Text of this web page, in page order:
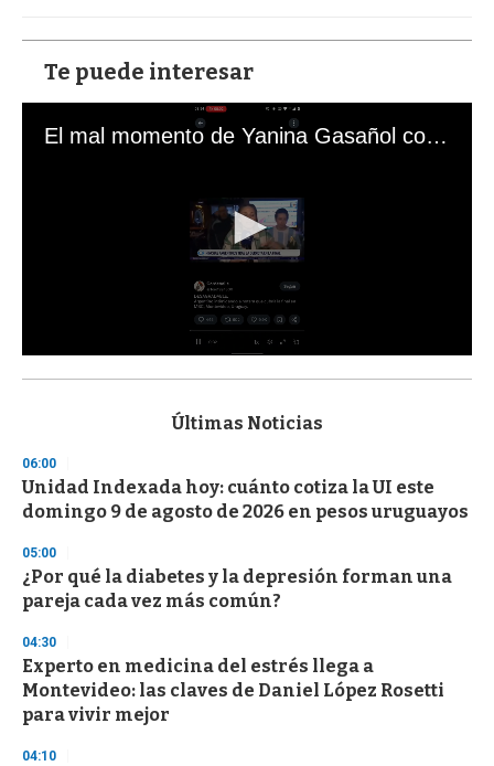
Te puede interesar
El mal momento de Yanina Gasañol con un hincha argentino en "Subrayado"
s
d
s
o
f
3
s
e
c
n
d
s
Últimas Noticias
06:00
Unidad Indexada hoy: cuánto cotiza la UI este
domingo 9 de agosto de 2026 en pesos uruguayos
05:00
¿Por qué la diabetes y la depresión forman una
pareja cada vez más común?
04:30
Experto en medicina del estrés llega a
Montevideo: las claves de Daniel López Rosetti
para vivir mejor
04:10